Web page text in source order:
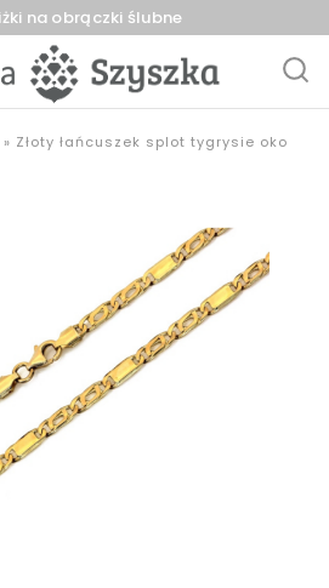
na obrączki ślubne
» Złoty łańcuszek splot tygrysie oko